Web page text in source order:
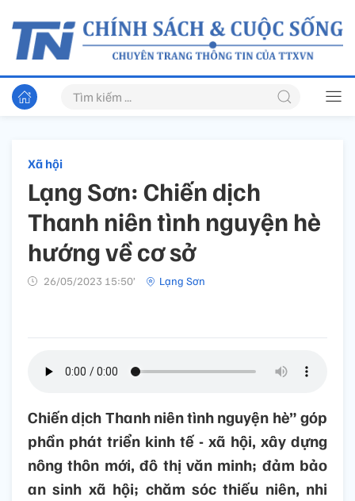
Xã hội
Lạng Sơn: Chiến dịch
Thanh niên tình nguyện hè
hướng về cơ sở
26/05/2023 15:50’ Lạng Sơn
Chiến dịch Thanh niên tình nguyện hè” góp
phần phát triển kinh tế - xã hội, xây dựng
nông thôn mới, đô thị văn minh; đảm bảo
an sinh xã hội; chăm sóc thiếu niên, nhi